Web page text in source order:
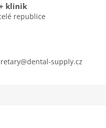
klinik
republice
supply.cz